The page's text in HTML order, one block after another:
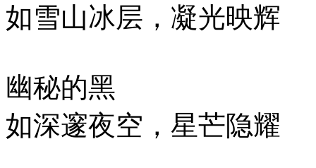
如雪山冰层，凝光映辉
幽秘的黑
如深邃夜空，星芒隐耀